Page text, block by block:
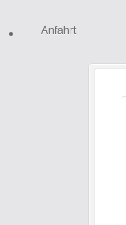
Anfahrt